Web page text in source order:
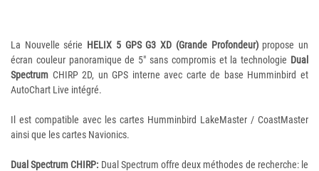
La Nouvelle série HELIX 5 GPS G3 XD (Grande Profondeur) propose un
écran couleur panoramique de 5" sans compromis et la technologie Dual
Spectrum CHIRP 2D, un GPS interne avec carte de base Humminbird et
AutoChart Live intégré.
Il est compatible avec les cartes Humminbird LakeMaster / CoastMaster
ainsi que les cartes Navionics.
Dual Spectrum CHIRP: Dual Spectrum offre deux méthodes de recherche: le